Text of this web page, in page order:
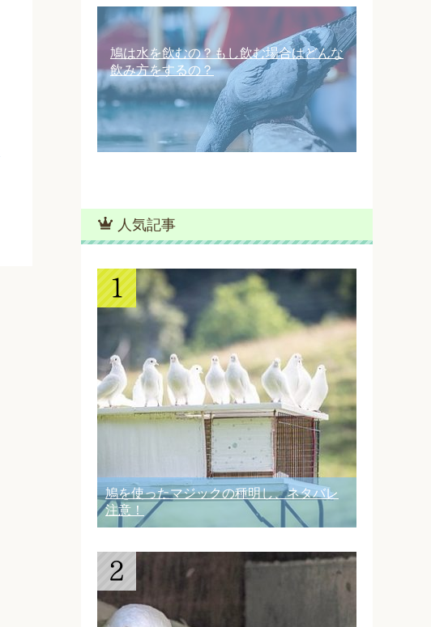
鳩は水を飲むの？もし飲む場合はどんな
飲み方をするの？
人気記事
鳩を使ったマジックの種明し、ネタバレ
注意！